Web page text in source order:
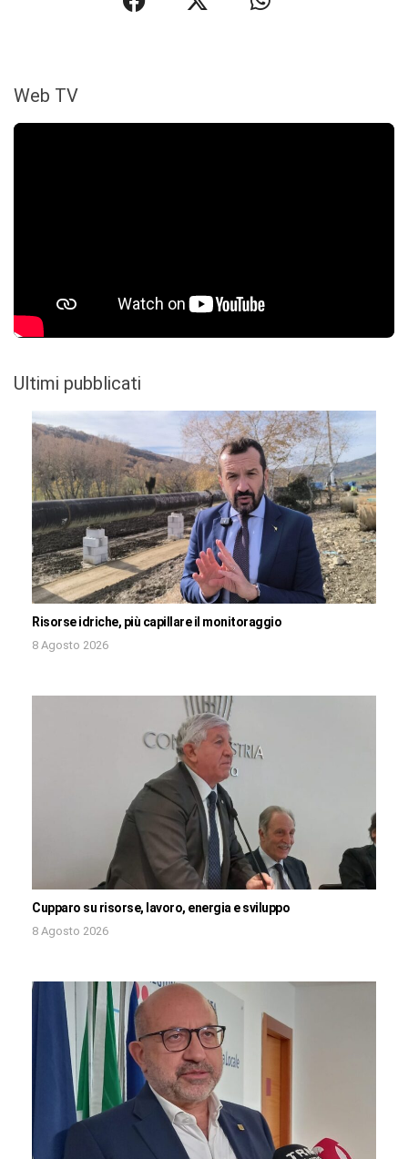
Web TV
Ultimi pubblicati
Risorse idriche, più capillare il monitoraggio
8 Agosto 2026
Cupparo su risorse, lavoro, energia e sviluppo
8 Agosto 2026